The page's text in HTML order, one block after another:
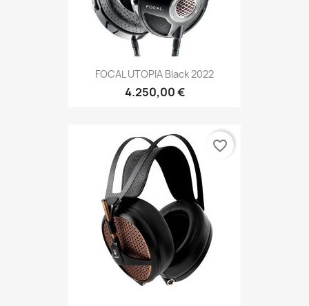
FOCAL UTOPIA Black 2022
4.250,00 €
favorite_border